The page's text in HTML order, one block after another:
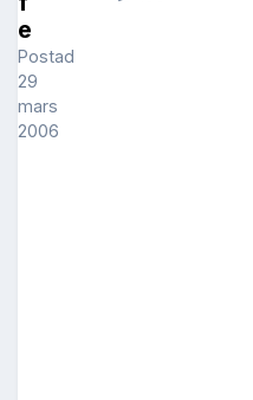
e
Postad
29
mars
2006